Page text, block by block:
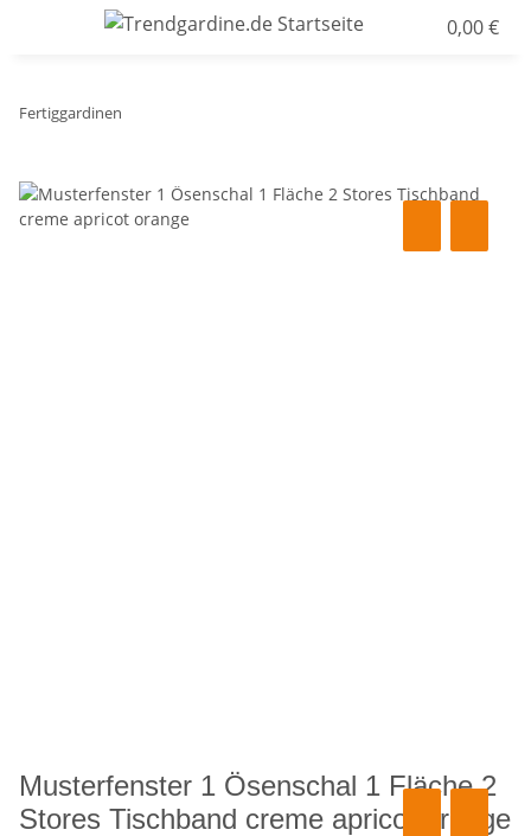
0,00 €
Fertiggardinen
Musterfenster 1 Ösenschal 1 Fläche 2
Stores Tischband creme apricot orange